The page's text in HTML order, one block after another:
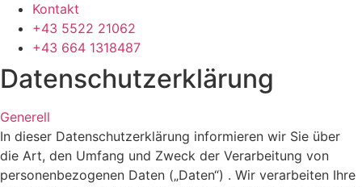
Kontakt
+43 5522 21062
+43 664 1318487
Datenschutzerklärung
Generell
In dieser Datenschutzerklärung informieren wir Sie über
die Art, den Umfang und Zweck der Verarbeitung von
personenbezogenen Daten („Daten“) . Wir verarbeiten Ihre